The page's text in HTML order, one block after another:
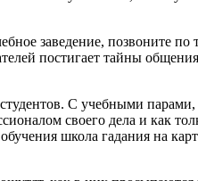
заведение, позвоните по
постигает тайны
студентов. С учебными
своего дела и как
школа гадания на